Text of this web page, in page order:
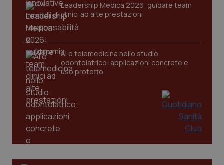
Leadership Medica 2026: guidare team
clinici ad alte prestazioni
AI e telemedicina nello studio
odontoiatrico: applicazioni concrete e
uso protetto
CookieScriptConsent
CookieScript
www.quotidianosanita.it